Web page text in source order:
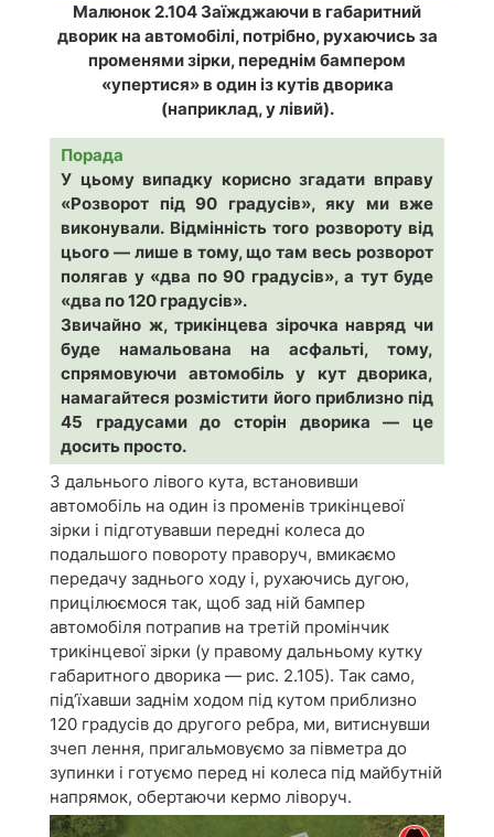
Малюнок 2.104 Заїжджаючи в габаритний
дворик на автомобілі, потрібно, рухаючись за
променями зірки, переднім бампером
«упертися» в один із кутів дворика
(наприклад, у лівий).
Порада
У цьому випадку корисно згадати вправу
«Розворот під 90 градусів», яку ми вже
виконували. Відмінність того розвороту від
цього — лише в тому, що там весь розворот
полягав у «два по 90 градусів», а тут буде
«два по 120 градусів».
Звичайно ж, трикінцева зірочка навряд чи
буде намальована на асфальті, тому,
спрямовуючи автомобіль у кут дворика,
намагайтеся розмістити його приблизно під
45 градусами до сторін дворика — це
досить просто.
З дальнього лівого кута, встановивши
автомобіль на один із променів трикінцевої
зірки і підготувавши передні колеса до
подальшого повороту праворуч, вмикаємо
передачу заднього ходу і, рухаючись дугою,
прицілюємося так, щоб зад ній бампер
автомобіля потрапив на третій промінчик
трикінцевої зірки (у правому дальньому кутку
габаритного дворика — рис. 2.105). Так само,
під’їхавши заднім ходом під кутом приблизно
120 градусів до другого ребра, ми, витиснувши
зчеп лення, пригальмовуємо за півметра до
зупинки і готуємо перед ні колеса під майбутній
напрямок, обертаючи кермо ліворуч.